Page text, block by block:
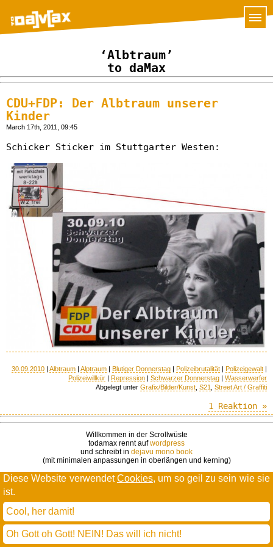
Diese Website verwendetCookies, um so geil zu sein wie sie
ist.
Cool, her damit!
Oh Gott oh Gott! NEIN! Das will ich nicht!
‘Albtraum’
to daMax
CDU+FDP: Der Albtraum unserer
Kinder
March 17th, 2011, 09:45
Schicker Sticker im Stuttgarter Westen:
30.09.2010 | Albtraum | Alptraum | Blutiger Donnerstag | Polizeibrutalität | Polizeigewalt |
Polizeiwillkür | Repression | Schwarzer Donnerstag | Wasserwerfer
Abgelegt unter Grafix/Bilder/Kunst S21 Street Art / Graffiti
1 Reaktion »
Willkommen in der Scrollwüste
todamax rennt aufwordpress
und schreibt in dejavu mono book
(mit minimalen anpassungen in oberlängen und kerning)
* daMaxentgendert nach Hermes Phettberg.